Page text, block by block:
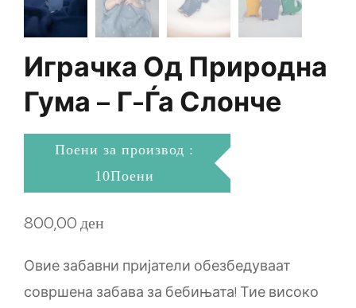
Играчка Од Природна
Гума – Г-Ѓа Слонче
Поени за производ :
10Поени
800,00ден
Овие забавни пријатели обезбедуваат
совршена забава за бебињата! Тие високо